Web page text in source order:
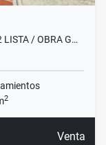
LISTA / OBRA G…
2
Venta